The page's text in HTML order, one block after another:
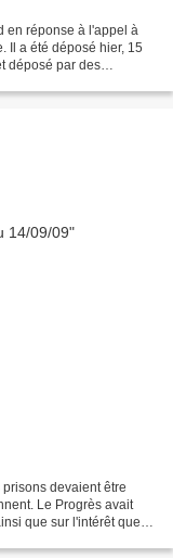
en réponse à l'appel à
Il a été déposé hier, 15
déposé par des
devaient être
Le Progrès avait
que sur l'intérêt que